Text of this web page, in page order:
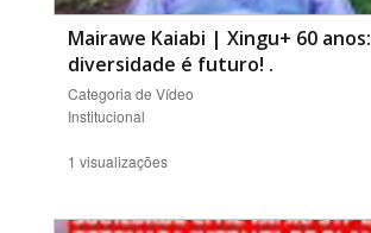
Mairawe Kaiabi | Xingu+ 60 anos:
diversidade é futuro! .
Categoria de Vídeo
Institucional
1 visualizações